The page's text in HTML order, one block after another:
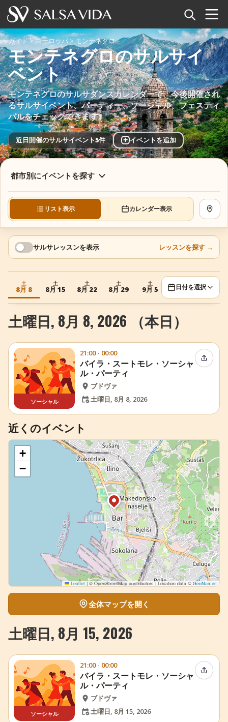
ホーム
イベント
ニュース
記事
動画
ショップ
TuneTempo
+ イベントを追加
ガイド>ヨーロッパ>モンテネグロ
モンテネグロのサルサイ
ベント
モンテネグロのサルサダンスカレンダーで、今後開催され
るサルサイベント、パーティー、ソーシャル、フェスティ
バルをチェックできます。
近日開催のサルサイベント5件 + イベントを追加
都市別にイベントを探す
リスト表示 カレンダー表示 地図
サルサレッスンを表示 レッスンを探す →
土
8月 8
土
8月 15
土
8月 22
土
8月 29
土
9月 5 日付を選択
土曜日, 8月 8, 2026 （本日）
ソーシャル
21:00 - 00:00
バイラ・スートモレ・ソーシャ
ル・パーティ
ブドヴァ
土曜日, 8月 8, 2026
イベン
近くのイベント
+
−
Leaflet |© OpenStreetMap contributors | Location data ©GeoNames
全体マップを開く
土曜日, 8月 15, 2026
ソーシャル
21:00 - 00:00
バイラ・スートモレ・ソーシャ
ル・パーティ
ブドヴァ
土曜日, 8月 15, 2026
イベン